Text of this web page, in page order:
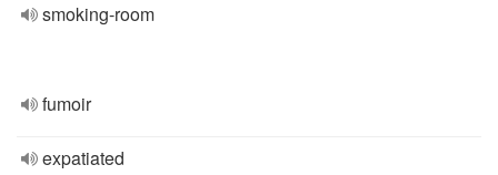
smoking-room
fumoir
expatiated